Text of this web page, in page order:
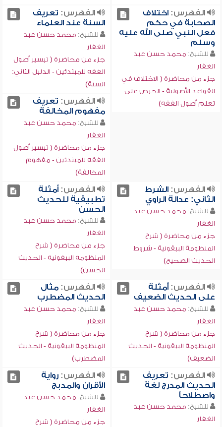
الفهرس:اختلاف
الصحابة في حكم
فعل النبي صلى الله عليه
وسلم
للشيخ: محمد حسن عبد
الغفار
جزء من محاضرة ( الاختلاف في
القواعد الأصولية - الحرص على
تعلم أصول الفقه)
الفهرس: تعريف
السنة عند العلماء
للشيخ: محمد حسن عبد
الغفار
جزء من محاضرة ( تيسير أصول
الفقه للمبتدئين - الدليل الثاني:
السنة)
الفهرس: تعريف
مفهوم المخالفة
للشيخ: محمد حسن عبد
الغفار
جزء من محاضرة ( تيسير أصول
الفقه للمبتدئين - مفهوم
المخالفة)
الفهرس:الشرط
الثاني: عدالة الراوي
للشيخ: محمد حسن عبد
الغفار
جزء من محاضرة ( شرح
المنظومة البيقونية - شروط
الحديث الصحيح)
الفهرس:أمثلة
تطبيقية للحديث
الحسن
للشيخ: محمد حسن عبد
الغفار
جزء من محاضرة ( شرح
المنظومة البيقونية - الحديث
الحسن)
الفهرس:أمثلة
على الحديث الضعيف
للشيخ: محمد حسن عبد
الغفار
جزء من محاضرة ( شرح
المنظومة البيقونية - الحديث
الضعيف)
الفهرس:مثال
الحديث المضطرب
للشيخ: محمد حسن عبد
الغفار
جزء من محاضرة ( شرح
المنظومة البيقونية - الحديث
المضطرب)
الفهرس: تعريف
الحديث المدرج لغةً
واصطلاحاً
للشيخ: محمد حسن عبد
الغفار
الفهرس:رواية
الأقران والمدبج
للشيخ: محمد حسن عبد
الغفار
جزء من محاضرة ( شرح